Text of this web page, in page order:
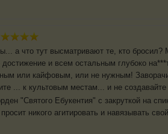
а что тут высматривают те, кто
и всем остальным глубоко
или кайфовым, или не нужным!
... к культовым местам... и не
"Святого Ебукентия" с закруткой на
никого агитировать и навязывать